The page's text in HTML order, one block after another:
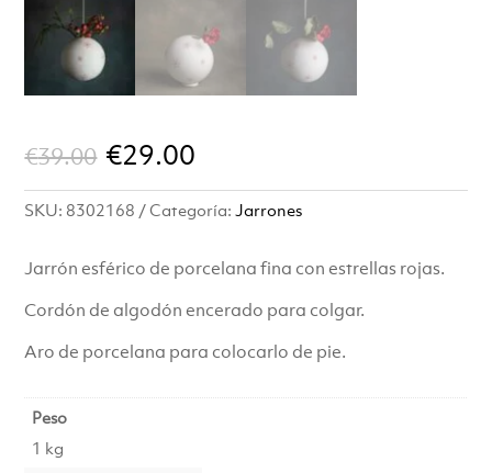
€39.00 El
precio
original
era:
€39.00.
€29.00
precio
es:
€29.00.
SKU: 8302168 Categoría:Jarrones
Jarrón esférico de porcelana fina con estrellas rojas.
Cordón de algodón encerado para colgar.
Aro de porcelana para colocarlo de pie.
Peso
1 kg